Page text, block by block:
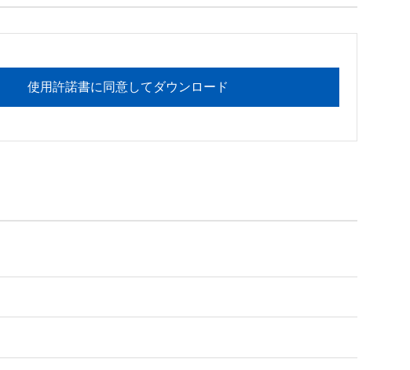
使用許諾書に同意してダウンロード